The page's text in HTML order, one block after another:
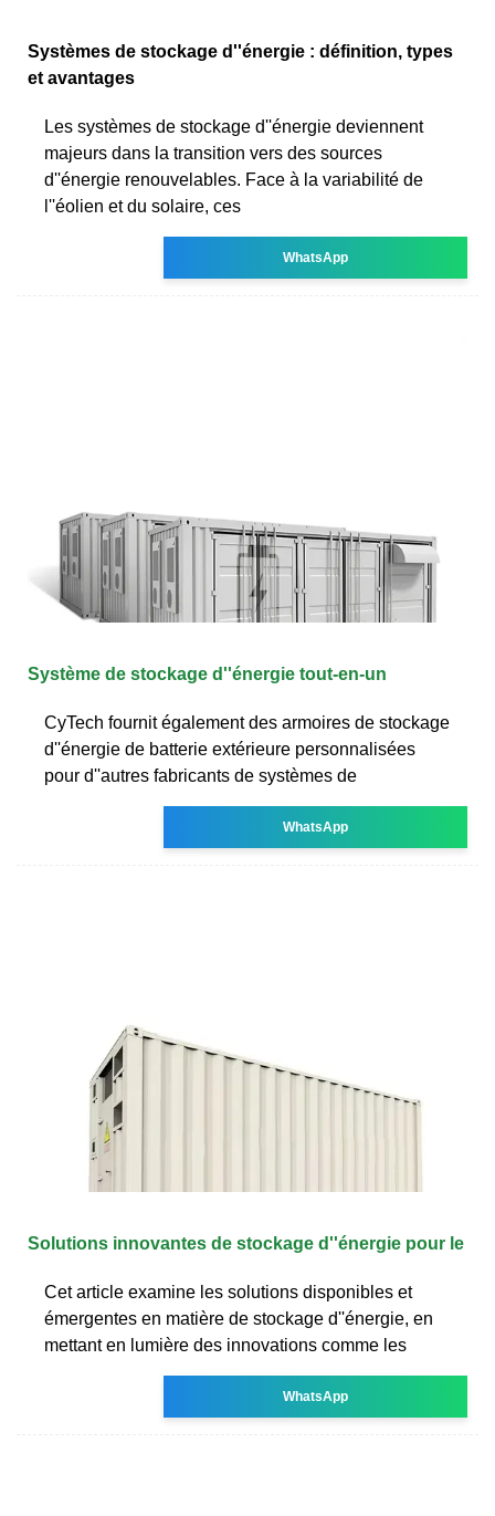
Systèmes de stockage d''énergie : définition, types
et avantages
Les systèmes de stockage d''énergie deviennent
majeurs dans la transition vers des sources
d''énergie renouvelables. Face à la variabilité de
l''éolien et du solaire, ces
WhatsApp
Système de stockage d''énergie tout-en-un
CyTech fournit également des armoires de stockage
d''énergie de batterie extérieure personnalisées
pour d''autres fabricants de systèmes de
WhatsApp
Solutions innovantes de stockage d''énergie pour le
Cet article examine les solutions disponibles et
émergentes en matière de stockage d''énergie, en
mettant en lumière des innovations comme les
WhatsApp